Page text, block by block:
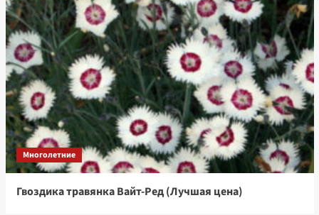
Многолетние
Гвоздика травянка Вайт-Ред (Лучшая цена)